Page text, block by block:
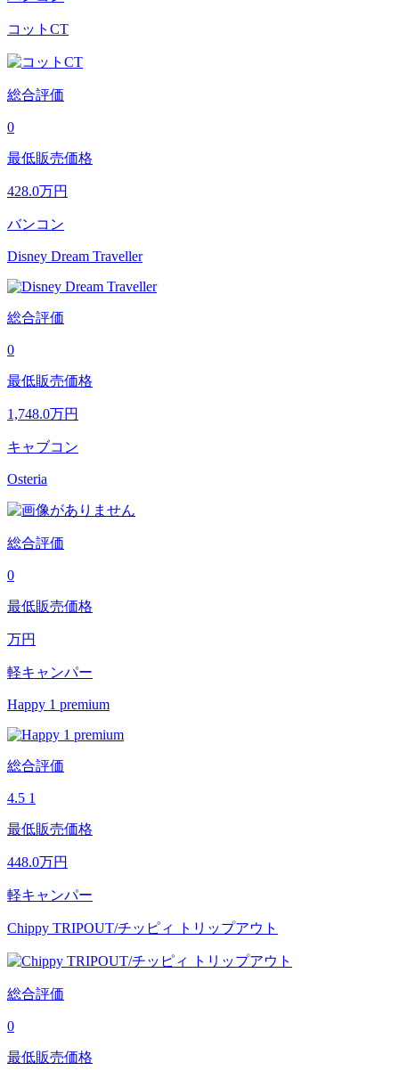
コットCT
総合評価
0
最低販売価格
428.0万円
バンコン
Disney Dream Traveller
総合評価
0
最低販売価格
1,748.0万円
キャブコン
Osteria
総合評価
0
最低販売価格
万円
軽キャンパー
Happy 1 premium
総合評価
4.5 1
最低販売価格
448.0万円
軽キャンパー
Chippy TRIPOUT/チッピィ トリップアウト
総合評価
0
最低販売価格